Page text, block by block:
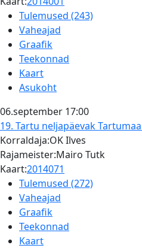
Tulemused (243)
Vaheajad
Graafik
Teekonnad
Kaart
Asukoht
06.september 17:00
19. Tartu neljapäevak
Korraldaja:OK Ilves
Rajameister:Mairo Tutk
Kaart:2014071
Tulemused (272)
Vaheajad
Graafik
Teekonnad
Kaart